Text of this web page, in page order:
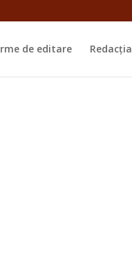
de editare Redacția